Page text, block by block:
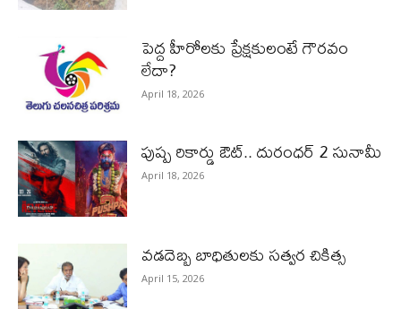
పెద్ద హీరోల‌కు ప్రేక్ష‌కులంటే గౌర‌వం
లేదా?
April 18, 2026
పుష్ప రికార్డు ఔట్‌.. దురంధ‌ర్ 2 సునామీ
April 18, 2026
వడదెబ్బ బాధితులకు సత్వర చికిత్స
April 15, 2026